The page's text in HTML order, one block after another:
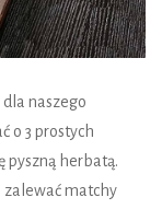
naszego
o 3 prostych
pyszną herbatą.
zalewać matchy